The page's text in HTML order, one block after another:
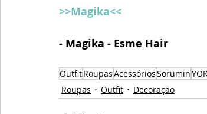
>>Magika<<
- Magika - Esme Hair
OutfitRoupasAcessóriosSorumin
Roupas
Outfit Decoração